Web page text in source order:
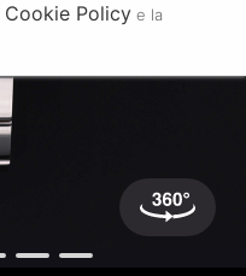
Cookie Policy e la